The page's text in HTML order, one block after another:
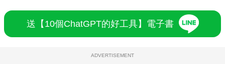
送【10個ChatGPT的好工具】電子書
ADVERTISEMENT